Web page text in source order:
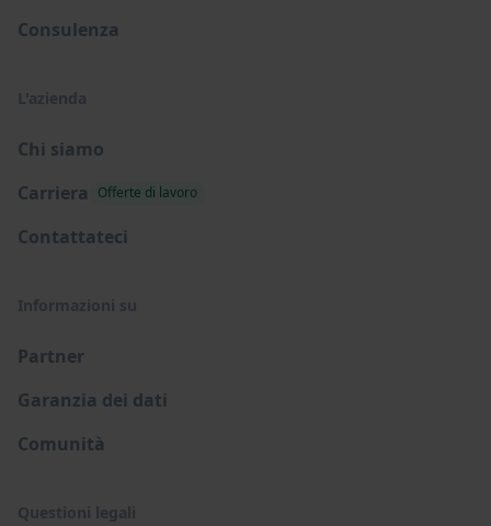
Consulenza
L'azienda
Chi siamo
Carriera
Offerte di lavoro
Contattateci
Informazioni su
Partner
Garanzia dei dati
Comunità
Questioni legali